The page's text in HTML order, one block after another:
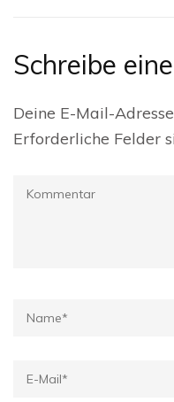
Schreibe
Deine E-Mail-
Erforderliche Felder
Kommentar
Name*
E-